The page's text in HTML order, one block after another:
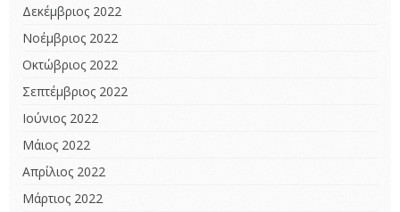
Δεκέμβριος 2022
Νοέμβριος 2022
Οκτώβριος 2022
Σεπτέμβριος 2022
Ιούνιος 2022
Μάιος 2022
Απρίλιος 2022
Μάρτιος 2022